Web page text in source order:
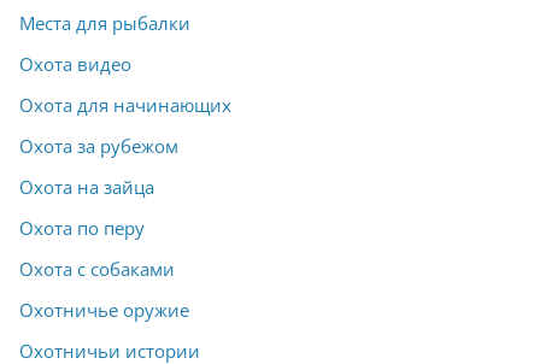
Места для рыбалки
Охота видео
Охота для начинающих
Охота за рубежом
Охота на зайца
Охота по перу
Охота с собаками
Охотничье оружие
Охотничьи истории